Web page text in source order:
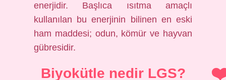
enerjidir. Başlıca ısıtma amaçlı
kullanılan bu enerjinin bilinen en eski
ham maddesi; odun, kömür ve hayvan
gübresidir.
Biyokütle nedir LGS?